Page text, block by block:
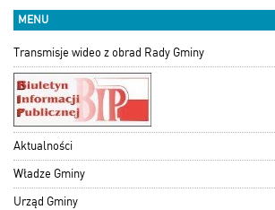
MENU
Transmisje wideo z obrad Rady Gminy
Aktualności
Władze Gminy
Urząd Gminy